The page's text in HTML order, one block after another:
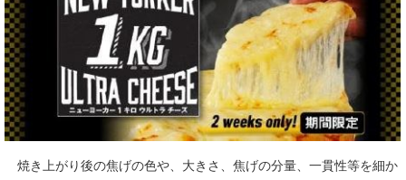
焼き上がり後の焦げの色や、大きさ、焦げの分量、一貫性等を細か